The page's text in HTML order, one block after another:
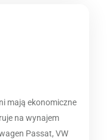
mają ekonomiczne
na wynajem
Passat, VW